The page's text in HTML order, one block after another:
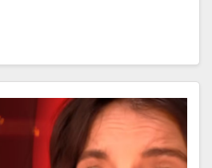
a videót…